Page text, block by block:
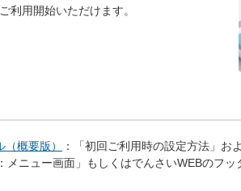
利用開始いただけます。
概要版）
：「初回ご利用時の設定方法」お
メニュー画面」もしくはでんさいWEBのフ